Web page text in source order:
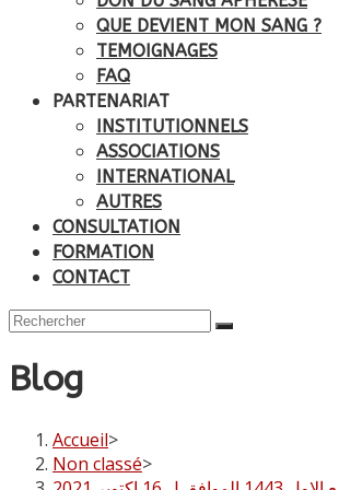
QUE DEVIENT MON SANG ?
TEMOIGNAGES
FAQ
PARTENARIAT
INSTITUTIONNELS
ASSOCIATIONS
INTERNATIONAL
AUTRES
CONSULTATION
FORMATION
CONTACT
Blog
Accueil>
Non classé>